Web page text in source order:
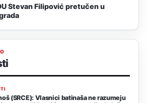
Stevan Filipović pretučen u
(SRCE): Vlasnici batinaša ne razumeju